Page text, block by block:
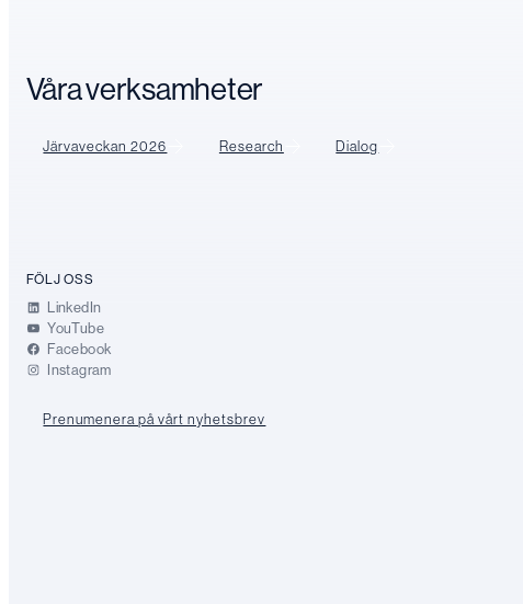
Våra verksamheter
Järvaveckan 2026 Research Dialog
FÖLJ OSS
LinkedIn
YouTube
Facebook
Instagram
Prenumenera på vårt nyhetsbrev